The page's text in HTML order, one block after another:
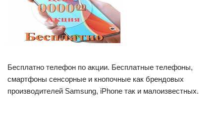
Бесплатно телефон по акции. Бесплатные телефоны,
смартфоны сенсорные и кнопочные как брендовых
производителей Samsung, iPhone так и малоизвестных.